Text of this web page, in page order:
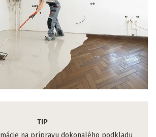
TIP
na prípravu dokonalého podkladu